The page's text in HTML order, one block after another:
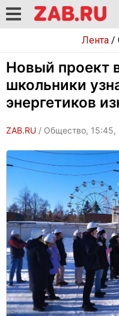
Лента/
Новый проект
школьники
энергетиков
ZAB.RU / Общество, 15:45,